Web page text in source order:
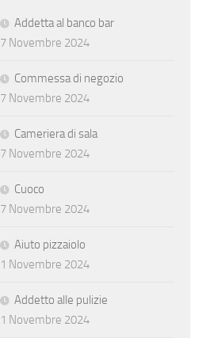
Addetta al banco bar
7 Novembre 2024
Commessa di negozio
7 Novembre 2024
Cameriera di sala
7 Novembre 2024
Cuoco
7 Novembre 2024
Aiuto pizzaiolo
1 Novembre 2024
Addetto alle pulizie
1 Novembre 2024